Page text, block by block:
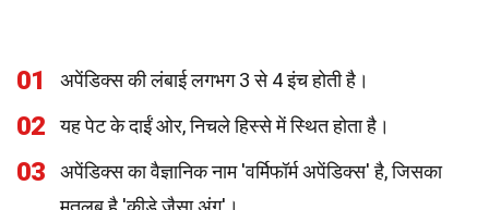
01 अपेंडिक्स की लंबाई लगभग 3 से 4 इंच होती है।
02 यह पेट के दाईं ओर, निचले हिस्से में स्थित होता है।
03
अपेंडिक्स का वैज्ञानिक नाम 'वर्मिफॉर्म अपेंडिक्स' है, जिसका